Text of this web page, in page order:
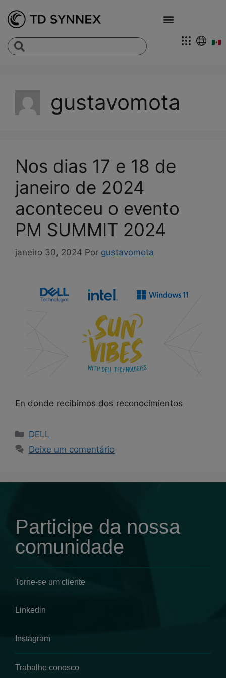
gustavomota
Nos dias 17 e 18 de
janeiro de 2024
aconteceu o evento
PM SUMMIT 2024
janeiro 30, 2024 Por gustavomota
En donde recibimos dos reconocimientos
DELL
Deixe um comentário
Participe da nossa
comunidade
Torne-se um cliente
Linkedin
Instagram
Trabalhe conosco